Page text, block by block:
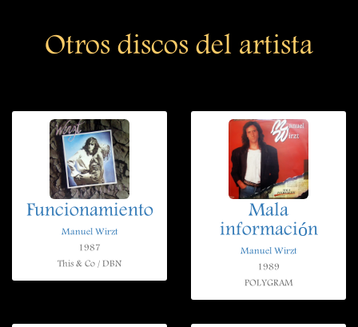
Otros discos del artista
Funcionamiento
Manuel Wirzt
1987
This & Co / DBN
Mala
información
Manuel Wirzt
1989
POLYGRAM